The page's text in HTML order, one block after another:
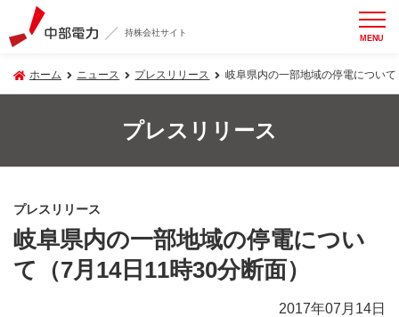
持株会社サイト MENU
ホーム ニュース プレスリリース 岐阜県内の一部地域の停電につい
プレスリリース
プレスリリース
岐阜県内の一部地域の停電につい
て（7月14日11時30分断面）
2017年07月14日